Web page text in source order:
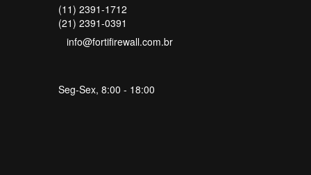
(11) 2391-1712
(21) 2391-0391
info@fortifirewall.com.br
Seg-Sex, 8:00 - 18:00